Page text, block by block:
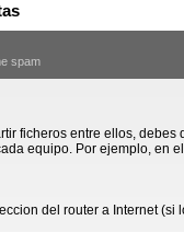
spam
ficheros entre ellos, debes
equipo. Por ejemplo, en
del router a Internet (si